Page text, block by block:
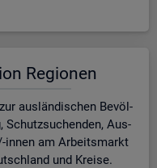
Re­gio­nen
aus­län­di­schen Be­völ­
Schutz­su­chen­den, Aus­
innen am Ar­beits­markt
und Krei­se.